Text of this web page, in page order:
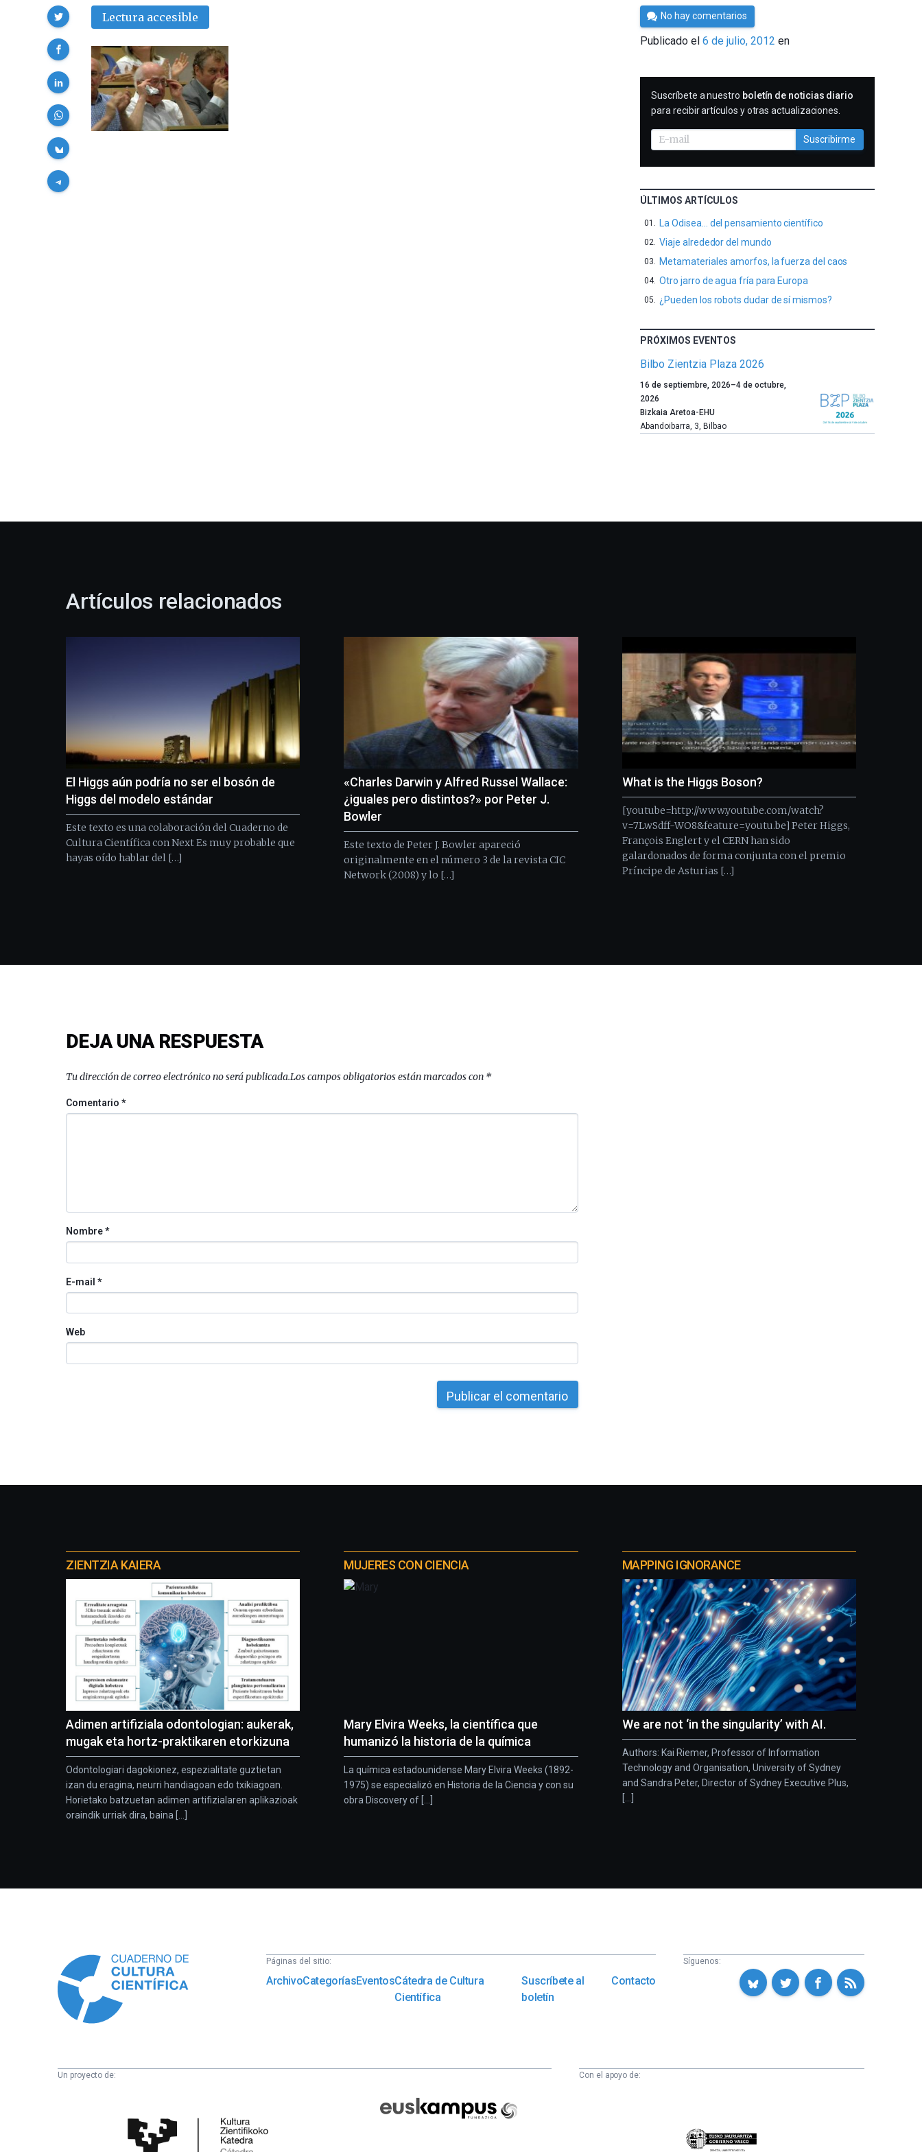
Lectura accesible
Compartir
Por
Cultura
Cientifica
No hay comentarios
Publicado el6 de julio, 2012 en
SUSCRIBIRME
Suscríbete a nuestro boletín de noticias diario
para recibir artículos y otras actualizaciones.
Suscribirme
ÚLTIMOS ARTÍCULOS
La Odisea… del pensamiento científico
Viaje alrededor del mundo
Metamateriales amorfos, la fuerza del caos
Otro jarro de agua fría para Europa
¿Pueden los robots dudar de sí mismos?
PRÓXIMOS EVENTOS
Bilbo Zientzia Plaza 2026
Un
año
más,
Bilbao
la
un
festival
que
llenará
la
ciudad
de
exposiciones,
conferencias,
docufórums
y
espectáculos
ciencia
del
16 de septiembre, 2026–4 de octubre,
2026
Bizkaia Aretoa-EHU
Abandoibarra, 3, Bilbao
Artículos relacionados
El Higgs aún podría no ser el bosón de
Higgs del modelo estándar
Este texto es una colaboración del Cuaderno de
Cultura Científica con Next Es muy probable que
hayas oído hablar del […]
«Charles Darwin y Alfred Russel Wallace:
¿iguales pero distintos?» por Peter J.
Bowler
Este texto de Peter J. Bowler apareció
originalmente en el número 3 de la revista CIC
Network (2008) y lo […]
What is the Higgs Boson?
[youtube=http://www.youtube.com/watch?
v=7LwSdff-WO8&feature=youtu.be] Peter Higgs,
François Englert y el CERN han sido
galardonados de forma conjunta con el premio
Príncipe de Asturias […]
DEJA UNA RESPUESTA
Tu dirección de correo electrónico no será publicada.Los campos obligatorios están marcados con *
Comentario*
Nombre*
E-mail *
Web
proyectos
ZIENTZIA KAIERA
Adimen artifiziala odontologian: aukerak,
mugak eta hortz-praktikaren etorkizuna
Odontologiari dagokionez, espezialitate guztietan
izan du eragina, neurri handiagoan edo txikiagoan.
Horietako batzuetan adimen artifizialaren aplikazioak
oraindik urriak dira, baina [...]
MUJERES CON CIENCIA
Mary Elvira Weeks, la científica que
humanizó la historia de la química
La química estadounidense Mary Elvira Weeks (1892-
1975) se especializó en Historia de la Ciencia y con su
obra Discovery of [...]
MAPPING IGNORANCE
We are not ‘in the singularity’ with AI.
Authors: Kai Riemer, Professor of Information
Technology and Organisation, University of Sydney
and Sandra Peter, Director of Sydney Executive Plus,
[...]
Páginas del sitio:
ArchivoCategoríasEventosCátedra de Cultura
Científica
Suscríbete al
boletín
Contacto
Síguenos:
Un proyecto de:
Científica
Fundazioa
Con el apoyo de:
Eusko